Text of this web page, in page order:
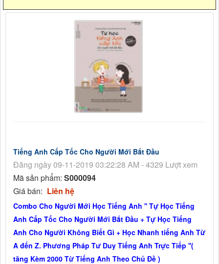
Tiếng Anh Cấp Tốc Cho Người Mới Bắt Đầu
Đăng ngày 09-11-2019 03:22:28 AM - 4329 Lượt xem
Mã sản phẩm: S000094
Giá bán: Liên hệ
Combo Cho Người Mới Học Tiếng Anh '' Tự Học Tiếng
Anh Cấp Tốc Cho Người Mới Bắt Đầu + Tự Học Tiếng
Anh Cho Người Không Biết Gì + Học Nhanh tiếng Anh Từ
A đến Z. Phương Pháp Tư Duy Tiếng Anh Trực Tiếp ''(
tăng Kèm 2000 Từ Tiếng Anh Theo Chủ Đề )